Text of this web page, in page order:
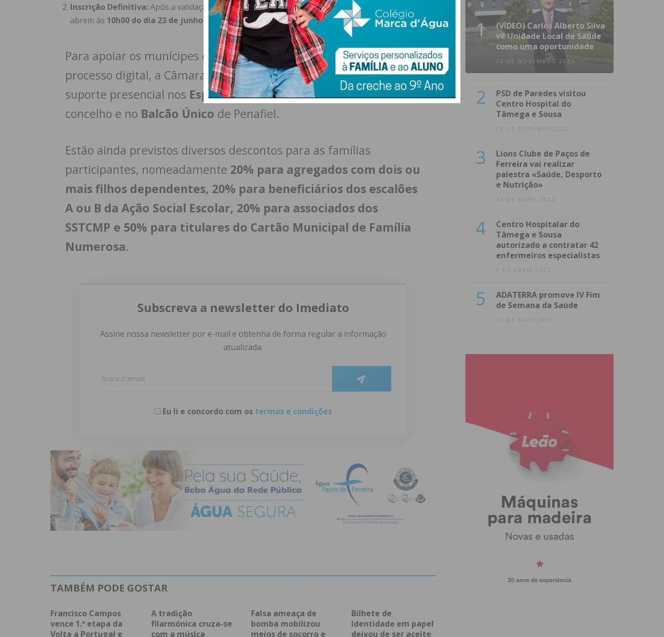
Inscrição Definitiva:Após a validação do registo por parte dos serviços municipais, as inscrições
abrem às 10h00 do dia 23 de junho e prolongam-se também até5 de agosto.
Para apoiar os munícipes que manifestem dificuldades no
processo digital, a Câmara Municipal disponibiliza atendimento e
suporte presencial nos Espaços do Cidadãodas freguesias do
concelho e no Balcão Único de Penafiel.
Estão ainda previstos diversos descontos para as famílias
participantes, nomeadamente 20% para agregados com dois ou
mais filhos dependentes, 20% para beneficiários dos escalões
A ou B da Ação Social Escolar, 20% para associados dos
SSTCMP e 50% para titulares do Cartão Municipal de Família
Numerosa.
Subscreva a newsletter do Imediato
Assine nossa newsletter por e-mail e obtenha de forma regular a informação
atualizada.
Eu li e concordo com os termos e condições
TAMBÉM PODE GOSTAR
Francisco Campos
vence 1.ª etapa da
Volta a Portugal e
A tradição
filarmónica cruza-se
com a música
Falsa ameaça de
bomba mobilizou
meios de socorro e
Bilhete de
Identidade em papel
deixou de ser aceite
1
(VÍDEO) Carlos Alberto Silva
vê Unidade Local de Saúde
como uma oportunidade
23 DE NOVEMBRO 2023
2
PSD de Paredes visitou
Centro Hospital do
Tâmega e Sousa
23 DE OUTUBRO 2023
3
Lions Clube de Paços de
Ferreira vai realizar
palestra «Saúde, Desporto
e Nutrição»
14 DE ABRIL 2022
4
Centro Hospitalar do
Tâmega e Sousa
autorizado a contratar 42
enfermeiros especialistas
8 DE ABRIL 2022
5
ADATERRA promove IV Fim
de Semana da Saúde
21 DE MAIO 2021